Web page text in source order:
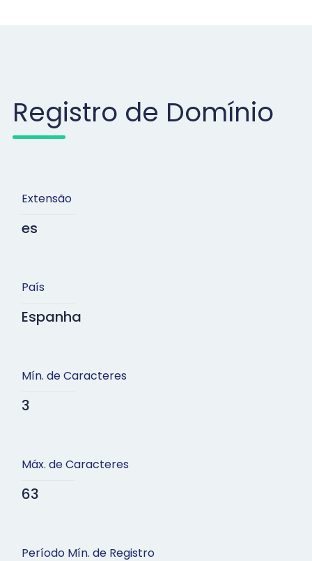
Registro de Domínio
Extensão
es
País
Espanha
Mín. de Caracteres
3
Máx. de Caracteres
63
Período Mín. de Registro